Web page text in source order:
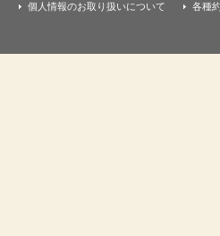
個人情報のお取り扱いについて 各種